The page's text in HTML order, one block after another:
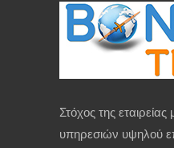
Στόχος της
υπηρεσιών υψηλού